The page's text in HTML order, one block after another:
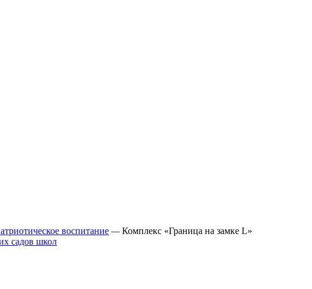
воспитание —Комплекс «Граница на замке L»